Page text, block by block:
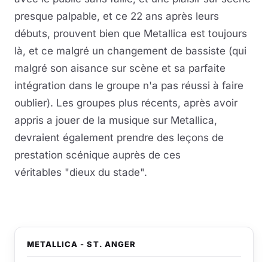
presque palpable, et ce 22 ans après leurs
débuts, prouvent bien que Metallica est toujours
là, et ce malgré un changement de bassiste (qui
malgré son aisance sur scène et sa parfaite
intégration dans le groupe n'a pas réussi à faire
oublier). Les groupes plus récents, après avoir
appris a jouer de la musique sur Metallica,
devraient également prendre des leçons de
prestation scénique auprès de ces
véritables "dieux du stade".
METALLICA - ST. ANGER